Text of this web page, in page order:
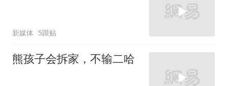
新媒体 5跟贴
熊孩子会拆家，不输二哈